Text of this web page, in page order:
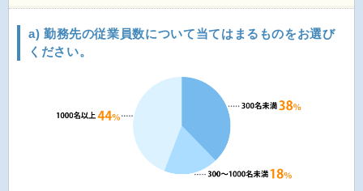
a) 勤務先の従業員数について当てはまるものをお選び
ください。